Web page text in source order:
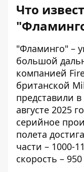
Что
"Фламинго" –
большой
компанией
британской
представили
августе 2025
серийное
полета
части – 1000-
скорость –